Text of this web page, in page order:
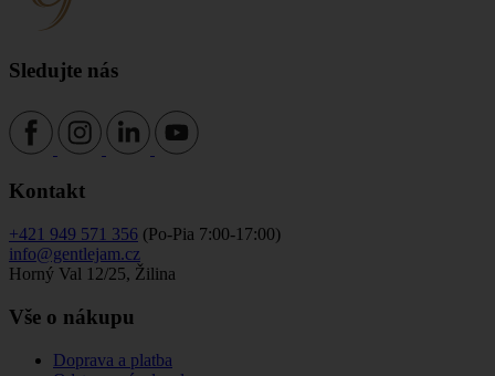
Sledujte nás
Kontakt
+421 949 571 356 (Po-Pia 7:00-17:00)
info@gentlejam.cz
Horný Val 12/25, Žilina
Vše o nákupu
Doprava a platba